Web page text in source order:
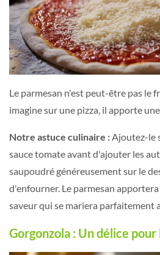
Le parmesan n'est peut-être pas le
imagine sur une pizza, il apporte
Notre astuce culinaire :Ajoutez-le
sauce tomate avant d'ajouter les
saupoudré généreusement sur le
d'enfourner. Le parmesan
saveur qui se mariera parfaitement
Gorgonzola : Un délice